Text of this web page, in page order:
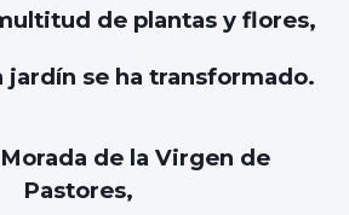
de plantas y flores,
se ha transformado.
de la Virgen de
Pastores,